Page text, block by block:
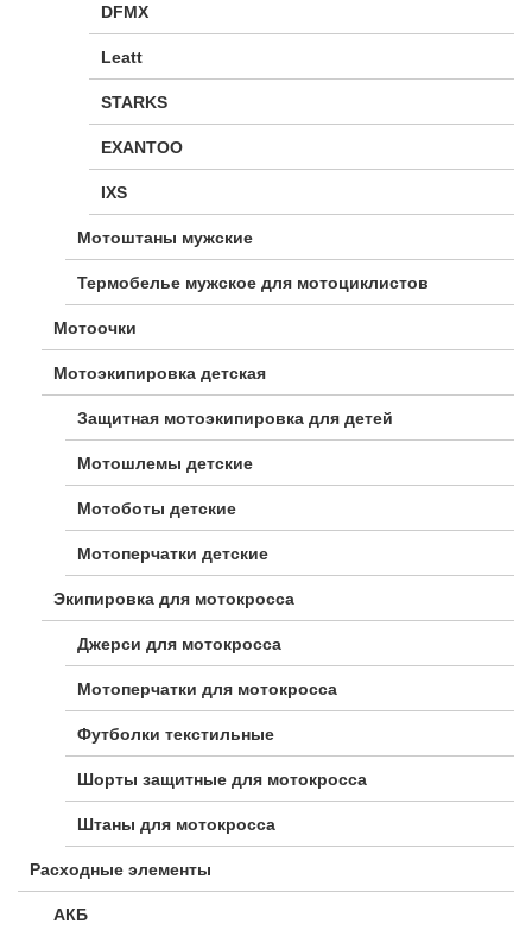
DFMX
Leatt
STARKS
EXANTOO
IXS
Мотоштаны мужские
Термобелье мужское для мотоциклистов
Мотоочки
Мотоэкипировка детская
Защитная мотоэкипировка для детей
Мотошлемы детские
Мотоботы детские
Мотоперчатки детские
Экипировка для мотокросса
Джерси для мотокросса
Мотоперчатки для мотокросса
Футболки текстильные
Шорты защитные для мотокросса
Штаны для мотокросса
Расходные элементы
АКБ